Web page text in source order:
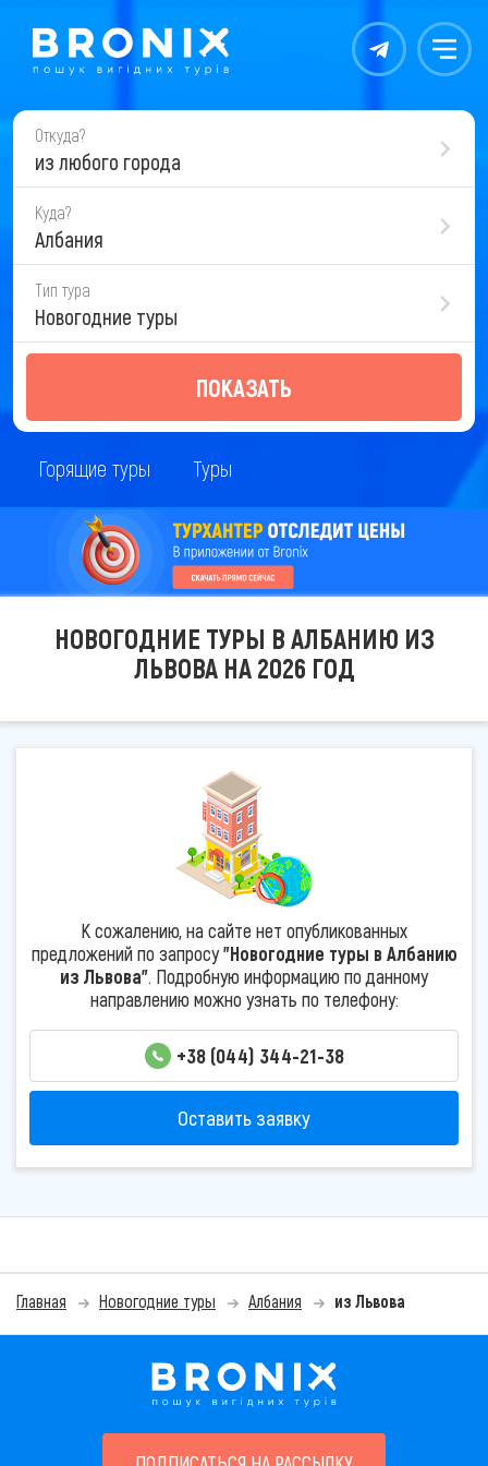
Контакты Меню
Откуда?
из любого города
Куда?
Албания
Тип тура
Новогодние туры
ПОКАЗАТЬ
Горящие туры Туры
НОВОГОДНИЕ ТУРЫ В АЛБАНИЮ ИЗ
ЛЬВОВА НА 2026 ГОД
К сожалению, на сайте нет опубликованных
предложений по запросу"Новогодние туры в Албанию
из Львова". Подробную информацию по данному
направлению можно узнать по телефону:
+38 (044) 344-21-38
Оставить заявку
Главная Новогодние туры Албания из Львова